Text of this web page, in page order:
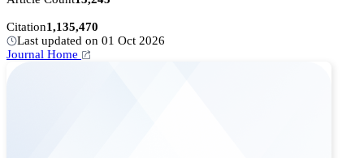
Citation1,135,470
Last updated on 01 Oct 2026
Journal Home